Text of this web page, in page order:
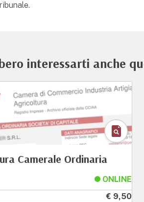
interessarti anche
Camerale Ordinaria
ONLINE
€ 9,50